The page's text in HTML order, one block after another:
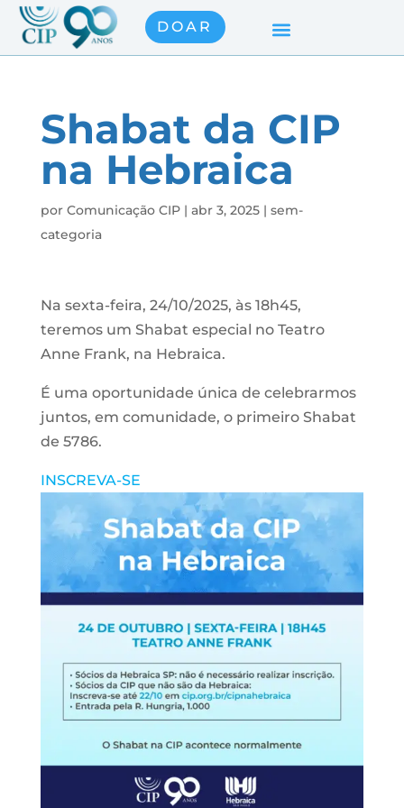
DOAR
Shabat da CIP
na Hebraica
por Comunicação CIP| abr 3, 2025| sem-
categoria
Na sexta-feira, 24/10/2025, às 18h45,
teremos um Shabat especial no Teatro
Anne Frank, na Hebraica.
É uma oportunidade única de celebrarmos
juntos, em comunidade, o primeiro Shabat
de 5786.
INSCREVA-SE